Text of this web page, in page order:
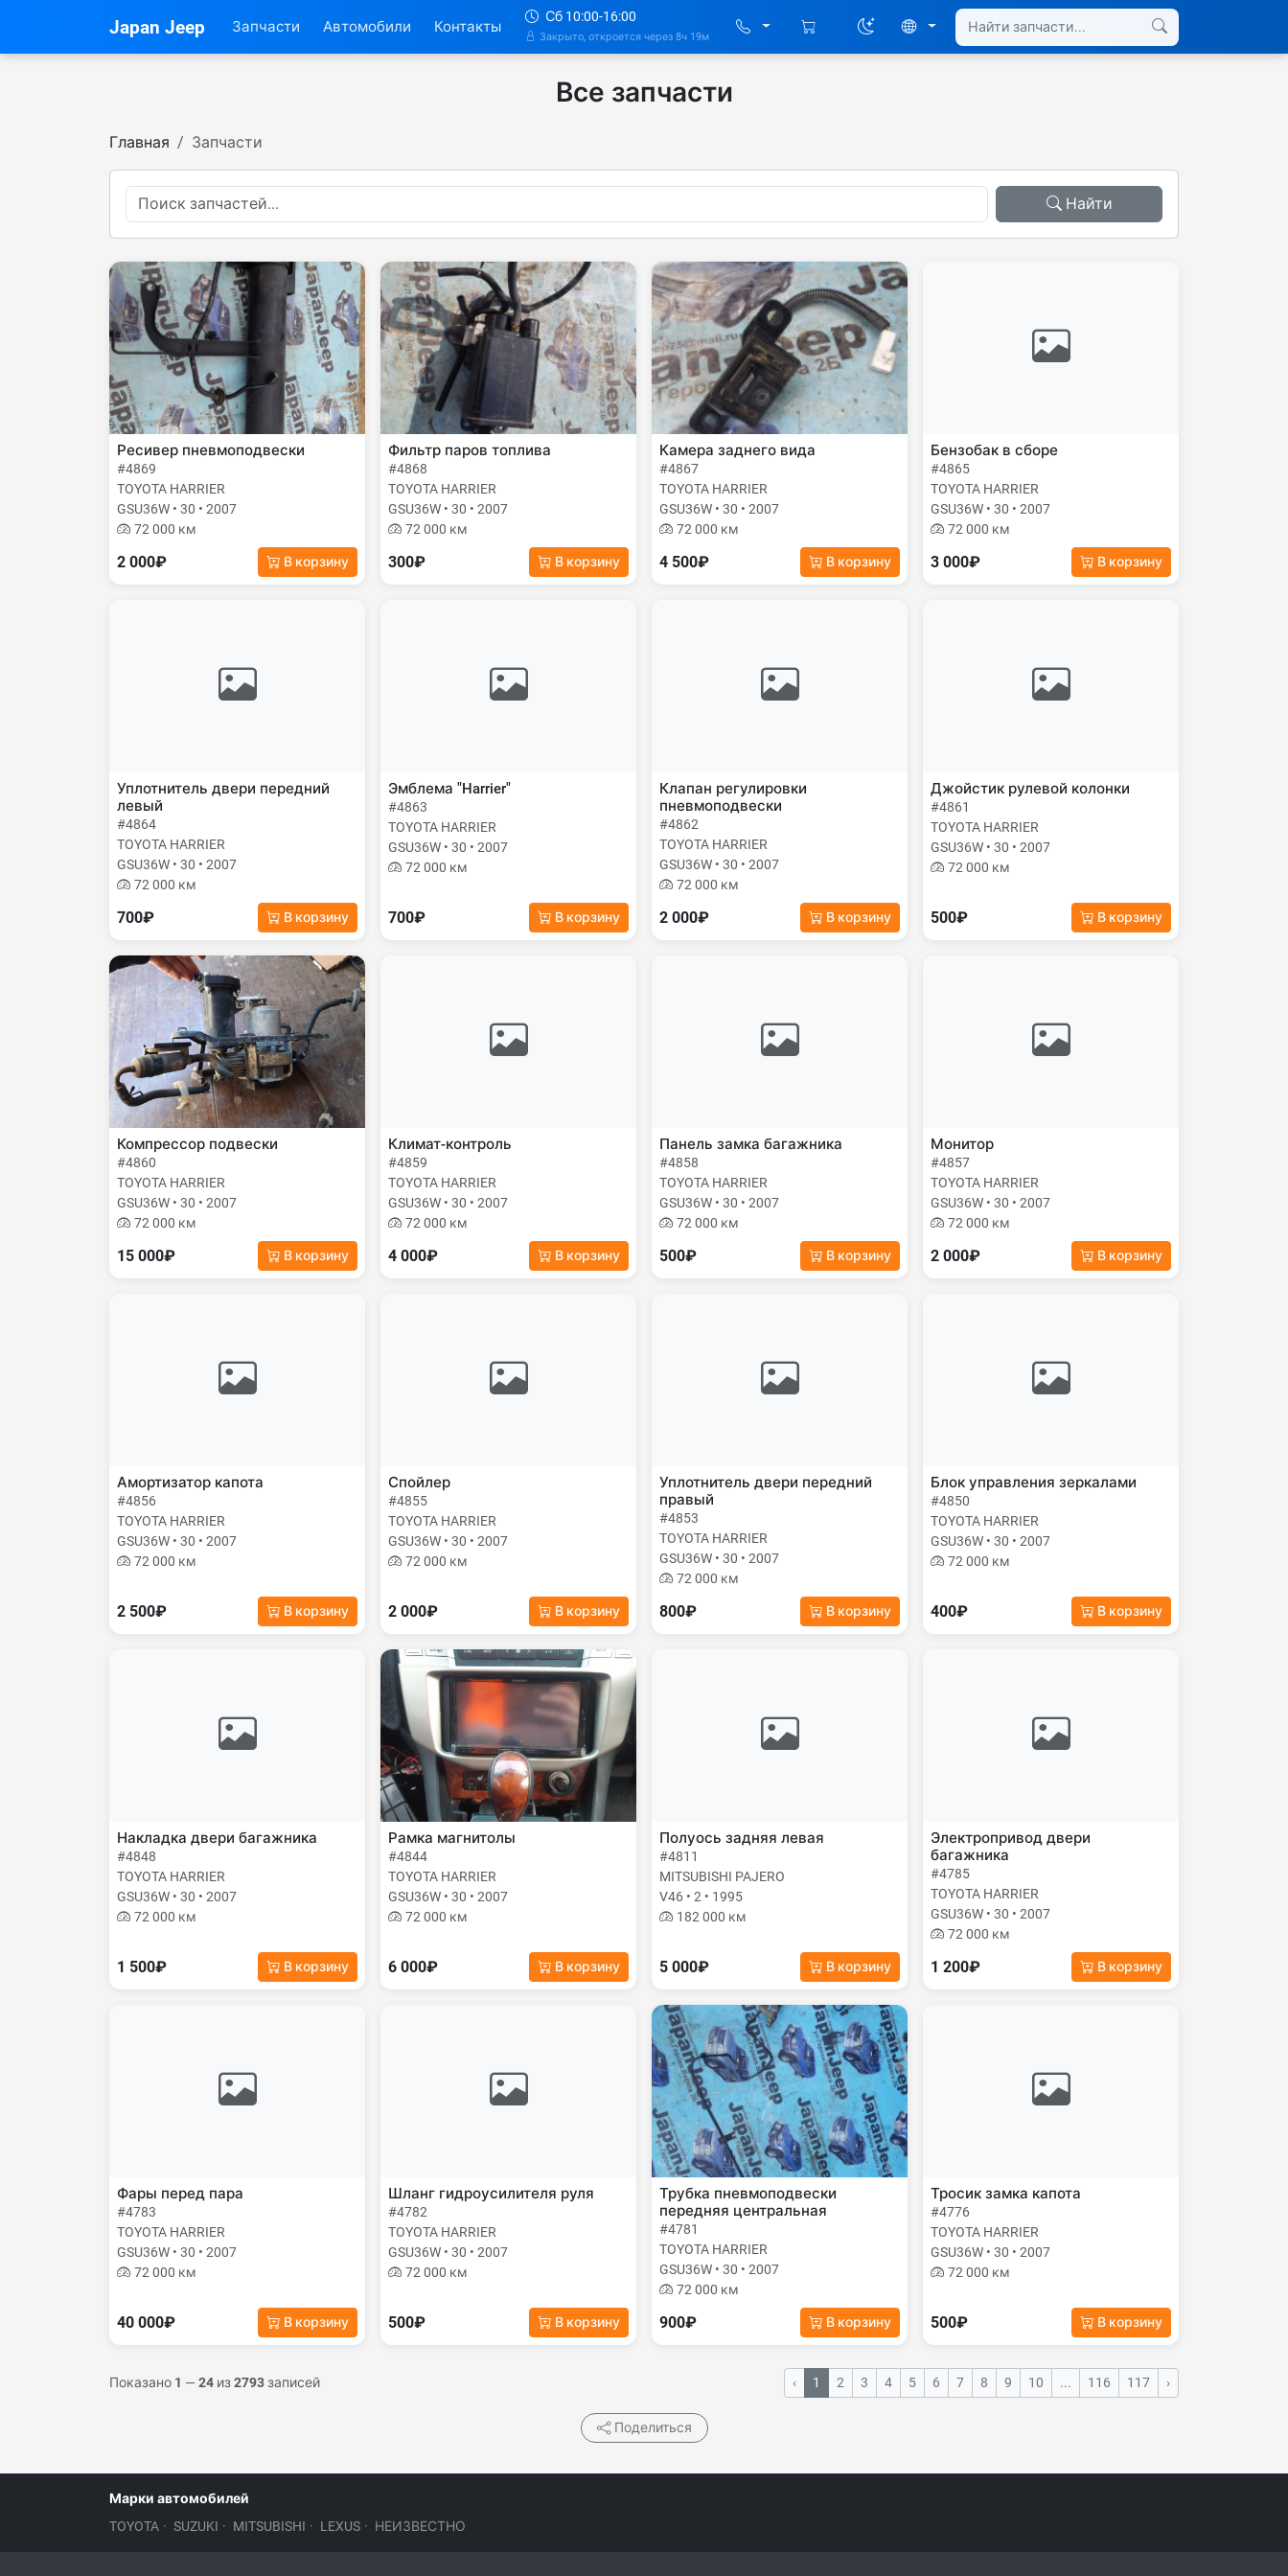
Japan Jeep Запчасти Автомобили Контакты
Сб 10:00-16:00
Закрыто, откроется через 8ч 19м
Все запчасти
Главная Запчасти
Найти
Ресивер пневмоподвески
#4869
TOYOTA HARRIER
GSU36W • 30 • 2007
72 000 км
2 000₽ В корзину
Фильтр паров топлива
#4868
TOYOTA HARRIER
GSU36W • 30 • 2007
72 000 км
300₽ В корзину
Камера заднего вида
#4867
TOYOTA HARRIER
GSU36W • 30 • 2007
72 000 км
4 500₽ В корзину
Бензобак в сборе
#4865
TOYOTA HARRIER
GSU36W • 30 • 2007
72 000 км
3 000₽ В корзину
Уплотнитель двери передний
левый
#4864
TOYOTA HARRIER
GSU36W • 30 • 2007
72 000 км
700₽ В корзину
Эмблема "Harrier"
#4863
TOYOTA HARRIER
GSU36W • 30 • 2007
72 000 км
700₽ В корзину
Клапан регулировки
пневмоподвески
#4862
TOYOTA HARRIER
GSU36W • 30 • 2007
72 000 км
2 000₽ В корзину
Джойстик рулевой колонки
#4861
TOYOTA HARRIER
GSU36W • 30 • 2007
72 000 км
500₽ В корзину
Компрессор подвески
#4860
TOYOTA HARRIER
GSU36W • 30 • 2007
72 000 км
15 000₽ В корзину
Климат-контроль
#4859
TOYOTA HARRIER
GSU36W • 30 • 2007
72 000 км
4 000₽ В корзину
Панель замка багажника
#4858
TOYOTA HARRIER
GSU36W • 30 • 2007
72 000 км
500₽ В корзину
Монитор
#4857
TOYOTA HARRIER
GSU36W • 30 • 2007
72 000 км
2 000₽ В корзину
Амортизатор капота
#4856
TOYOTA HARRIER
GSU36W • 30 • 2007
72 000 км
2 500₽ В корзину
Спойлер
#4855
TOYOTA HARRIER
GSU36W • 30 • 2007
72 000 км
2 000₽ В корзину
Уплотнитель двери передний
правый
#4853
TOYOTA HARRIER
GSU36W • 30 • 2007
72 000 км
800₽ В корзину
Блок управления зеркалами
#4850
TOYOTA HARRIER
GSU36W • 30 • 2007
72 000 км
400₽ В корзину
Накладка двери багажника
#4848
TOYOTA HARRIER
GSU36W • 30 • 2007
72 000 км
1 500₽ В корзину
Рамка магнитолы
#4844
TOYOTA HARRIER
GSU36W • 30 • 2007
72 000 км
6 000₽ В корзину
Полуось задняя левая
#4811
MITSUBISHI PAJERO
V46 • 2 • 1995
182 000 км
5 000₽ В корзину
Электропривод двери
багажника
#4785
TOYOTA HARRIER
GSU36W • 30 • 2007
72 000 км
1 200₽ В корзину
Фары перед пара
#4783
TOYOTA HARRIER
GSU36W • 30 • 2007
72 000 км
40 000₽ В корзину
Шланг гидроусилителя руля
#4782
TOYOTA HARRIER
GSU36W • 30 • 2007
72 000 км
500₽ В корзину
Трубка пневмоподвески
передняя центральная
#4781
TOYOTA HARRIER
GSU36W • 30 • 2007
72 000 км
900₽ В корзину
Тросик замка капота
#4776
TOYOTA HARRIER
GSU36W • 30 • 2007
72 000 км
500₽ В корзину
Показано 1 — 24 из2793записей ‹ 1 2 3 4 5 6 7 8 9 10 ... 116 117 ›
Поделиться
Марки автомобилей
TOYOTA · SUZUKI · MITSUBISHI · LEXUS · НЕИЗВЕСТНО